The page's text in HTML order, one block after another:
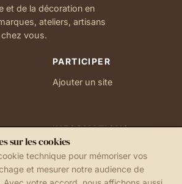
et de la décoration en
ateliers, artisans
vous.
PARTICIPER
Ajouter un site
INFORMATIONS
Contact
sur les cookies
technique pour mémoriser vos
et mesurer notre audience de